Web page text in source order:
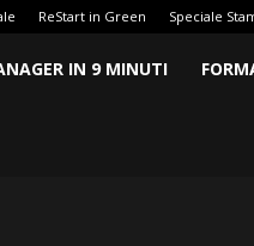
ReStart in Green Speciale
IN 9 MINUTI